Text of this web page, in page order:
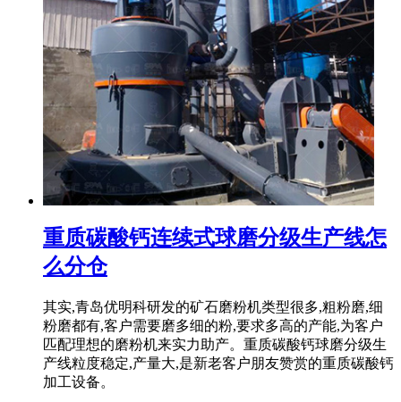
重质碳酸钙连续式球磨分级生产线怎
么分仓
其实,青岛优明科研发的矿石磨粉机类型很多,粗粉磨,细
粉磨都有,客户需要磨多细的粉,要求多高的产能,为客户
匹配理想的磨粉机来实力助产。重质碳酸钙球磨分级生
产线粒度稳定,产量大,是新老客户朋友赞赏的重质碳酸钙
加工设备。